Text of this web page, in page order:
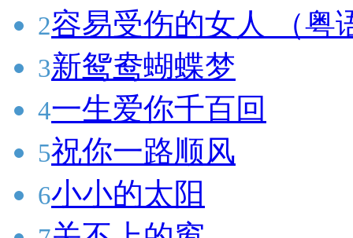
2容易受伤的女人 （粤
3新鸳鸯蝴蝶梦
4一生爱你千百回
5祝你一路顺风
6小小的太阳